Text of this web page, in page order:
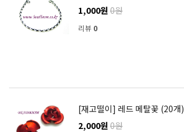
1,000원 0원
리뷰 0
[재고떨이] 레드 메탈꽃 (20개)
2,000원 0원